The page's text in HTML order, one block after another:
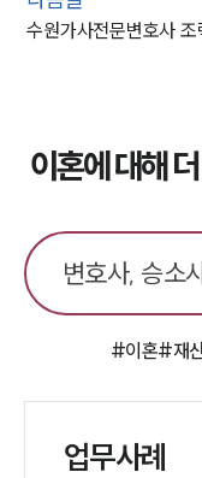
수원가사전문변호사
이혼에 대해
#이혼#재
업무사례